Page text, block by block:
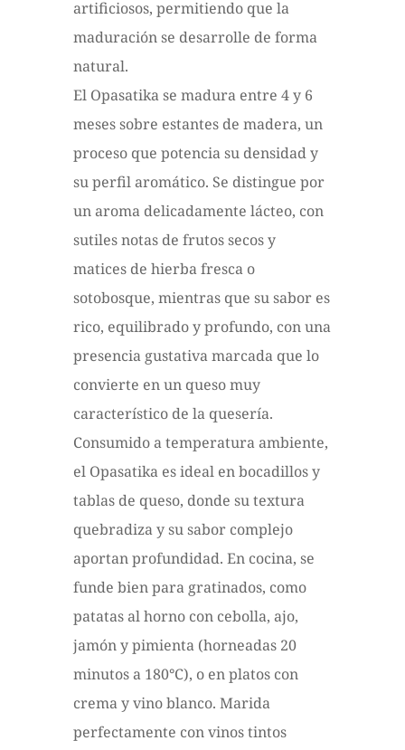
artificiosos, permitiendo que la
maduración se desarrolle de forma
natural.
El Opasatika se madura entre 4 y 6
meses sobre estantes de madera, un
proceso que potencia su densidad y
su perfil aromático. Se distingue por
un aroma delicadamente lácteo, con
sutiles notas de frutos secos y
matices de hierba fresca o
sotobosque, mientras que su sabor es
rico, equilibrado y profundo, con una
presencia gustativa marcada que lo
convierte en un queso muy
característico de la quesería.
Consumido a temperatura ambiente,
el Opasatika es ideal en bocadillos y
tablas de queso, donde su textura
quebradiza y su sabor complejo
aportan profundidad. En cocina, se
funde bien para gratinados, como
patatas al horno con cebolla, ajo,
jamón y pimienta (horneadas 20
minutos a 180°C), o en platos con
crema y vino blanco. Marida
perfectamente con vinos tintos